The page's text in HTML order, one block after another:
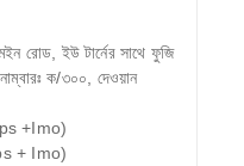
রোড, ইউ টার্নের সাথে ফুজি
নাম্বারঃ ক/৩০০, দেওয়ান
+Imo)
+ Imo)